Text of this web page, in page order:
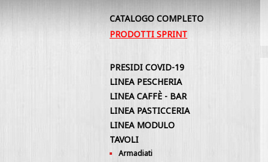
CATALOGO COMPLETO
PRODOTTI SPRINT
PRESIDI COVID-19
LINEA PESCHERIA
LINEA CAFFÈ - BAR
LINEA PASTICCERIA
LINEA MODULO
TAVOLI
Armadiati